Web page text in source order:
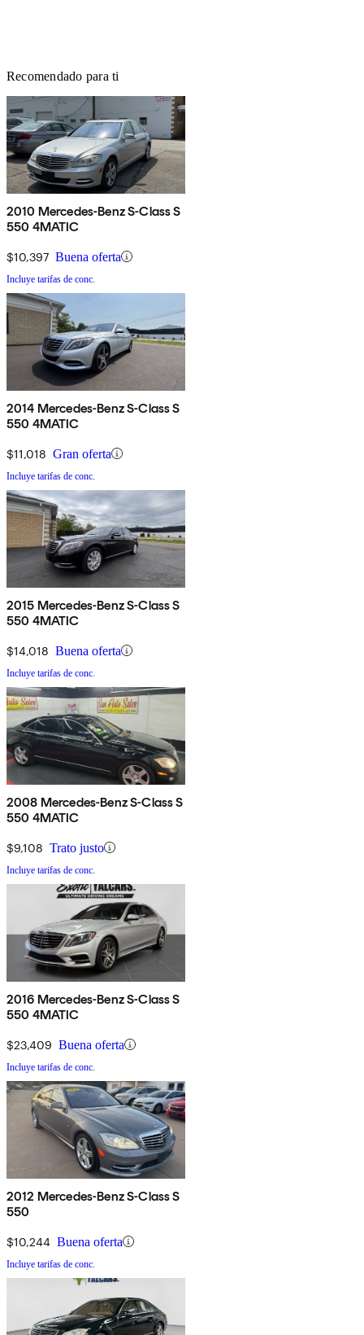
Recomendado para ti
2010 Mercedes-Benz S-Class S
550 4MATIC
$10,397 Buena oferta
Incluye tarifas de conc.
2014 Mercedes-Benz S-Class S
550 4MATIC
$11,018 Gran oferta
Incluye tarifas de conc.
2015 Mercedes-Benz S-Class S
550 4MATIC
$14,018 Buena oferta
Incluye tarifas de conc.
2008 Mercedes-Benz S-Class S
550 4MATIC
$9,108 Trato justo
Incluye tarifas de conc.
2016 Mercedes-Benz S-Class S
550 4MATIC
$23,409 Buena oferta
Incluye tarifas de conc.
2012 Mercedes-Benz S-Class S
550
$10,244 Buena oferta
Incluye tarifas de conc.